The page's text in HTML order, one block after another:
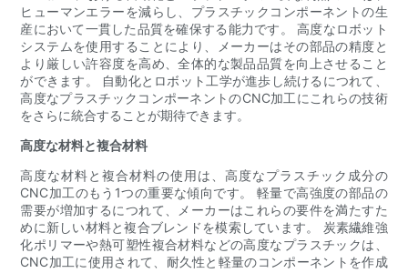
ヒューマンエラーを減らし、プラスチックコンポーネントの生
産において一貫した品質を確保する能力です。 高度なロボット
システムを使用することにより、メーカーはその部品の精度と
より厳しい許容度を高め、全体的な製品品質を向上させること
ができます。 自動化とロボット工学が進歩し続けるにつれて、
高度なプラスチックコンポーネントのCNC加工にこれらの技術
をさらに統合することが期待できます。
高度な材料と複合材料
高度な材料と複合材料の使用は、高度なプラスチック成分の
CNC加工のもう1つの重要な傾向です。 軽量で高強度の部品の
需要が増加するにつれて、メーカーはこれらの要件を満たすた
めに新しい材料と複合ブレンドを模索しています。 炭素繊維強
化ポリマーや熱可塑性複合材料などの高度なプラスチックは、
CNC加工に使用されて、耐久性と軽量のコンポーネントを作成